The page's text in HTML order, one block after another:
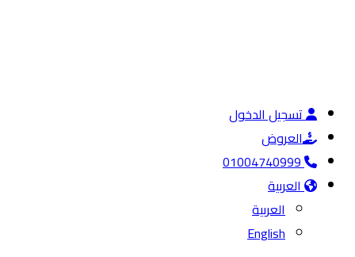
تسجيل الدخول
العروض
01004740999
العربية
العربية
English